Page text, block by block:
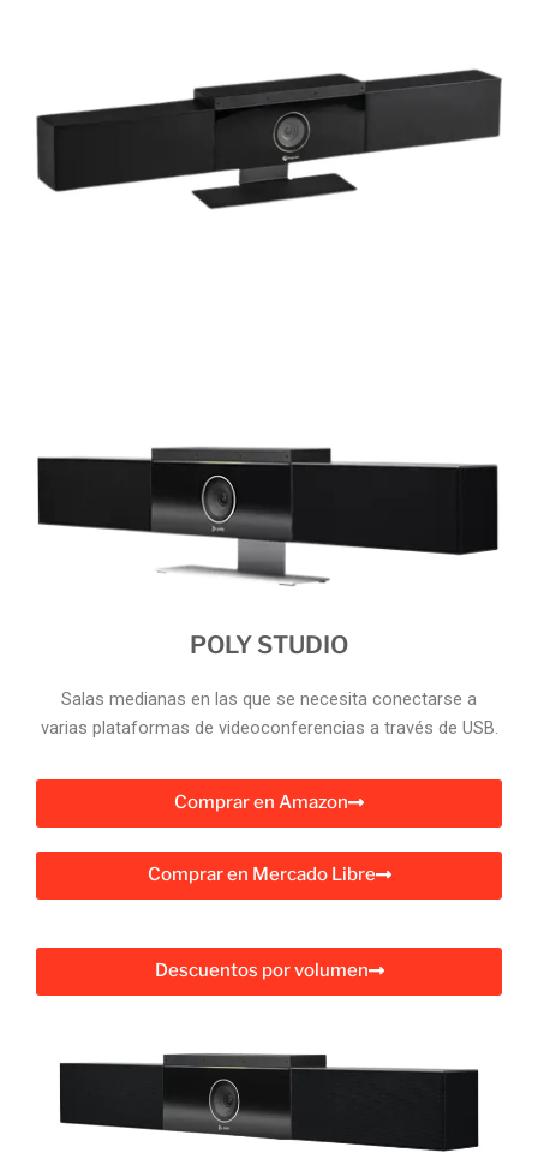
POLY STUDIO
Salas medianas en las que se necesita conectarse a
varias plataformas de videoconferencias a través de USB.
Comprar en Amazon
Comprar en Mercado Libre
Descuentos por volumen